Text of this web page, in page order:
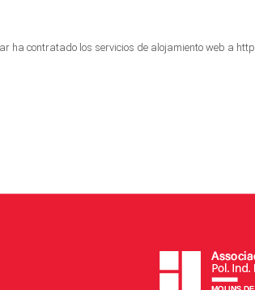
ha contratado los servicios de alojamiento web a